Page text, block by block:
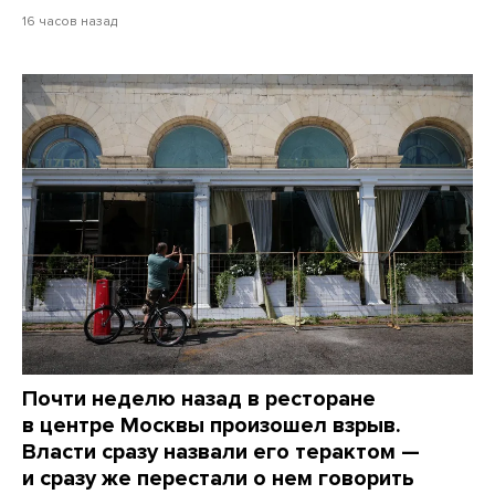
16 часов назад
Почти неделю назад в ресторане
в центре Москвы произошел взрыв.
Власти сразу назвали его терактом —
и сразу же перестали о нем говорить